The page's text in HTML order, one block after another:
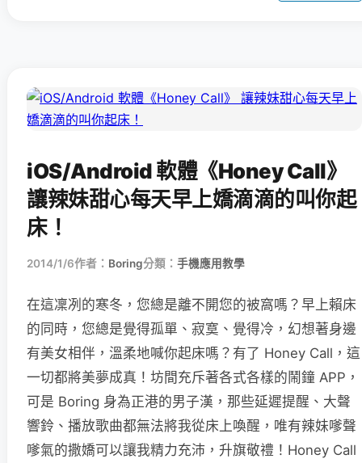
iOS/Android 軟體《Honey Call》
讓辣妹甜心每天早上嬌滴滴的叫你起
床！
2014/1/6作者： Boring分類： 手機應用教學
在這凜冽的寒冬，您總是離不開您的被窩嗎？早上賴床
的同時，您總是覺得孤單、寂寞、覺得冷，幻想著身邊
有美女相伴，溫柔地喊你起床嗎？有了 Honey Call，這
一切都將美夢成真！坊間充斥著各式各樣的鬧鐘 APP，
可是 Boring 身為正港的男子漢，那些延遲提醒、大聲
響鈴、播放歌曲都無法將我從床上喚醒，唯有辣妹嗲聲
嗲氣的撒嬌可以讓我精力充沛，升旗敬禮！Honey Call